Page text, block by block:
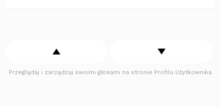
Przeglądaj i zarządzaj swoimi głosami na stronie Profilu Użytkownika